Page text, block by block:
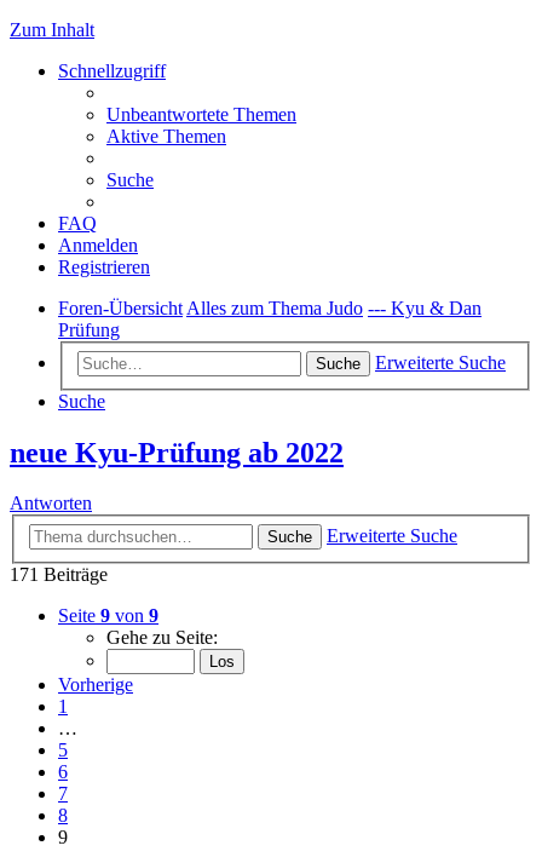
Zum Inhalt
Schnellzugriff
Unbeantwortete Themen
Aktive Themen
Suche
FAQ
Anmelden
Registrieren
Foren-Übersicht Alles zum Thema Judo --- Kyu & Dan
Prüfung
Suche
Erweiterte Suche
Suche
neue Kyu-Prüfung ab 2022
Antworten
Suche
Erweiterte Suche
171 Beiträge
Seite 9 von 9
Gehe zu Seite:
Vorherige
1
…
5
6
7
8
9